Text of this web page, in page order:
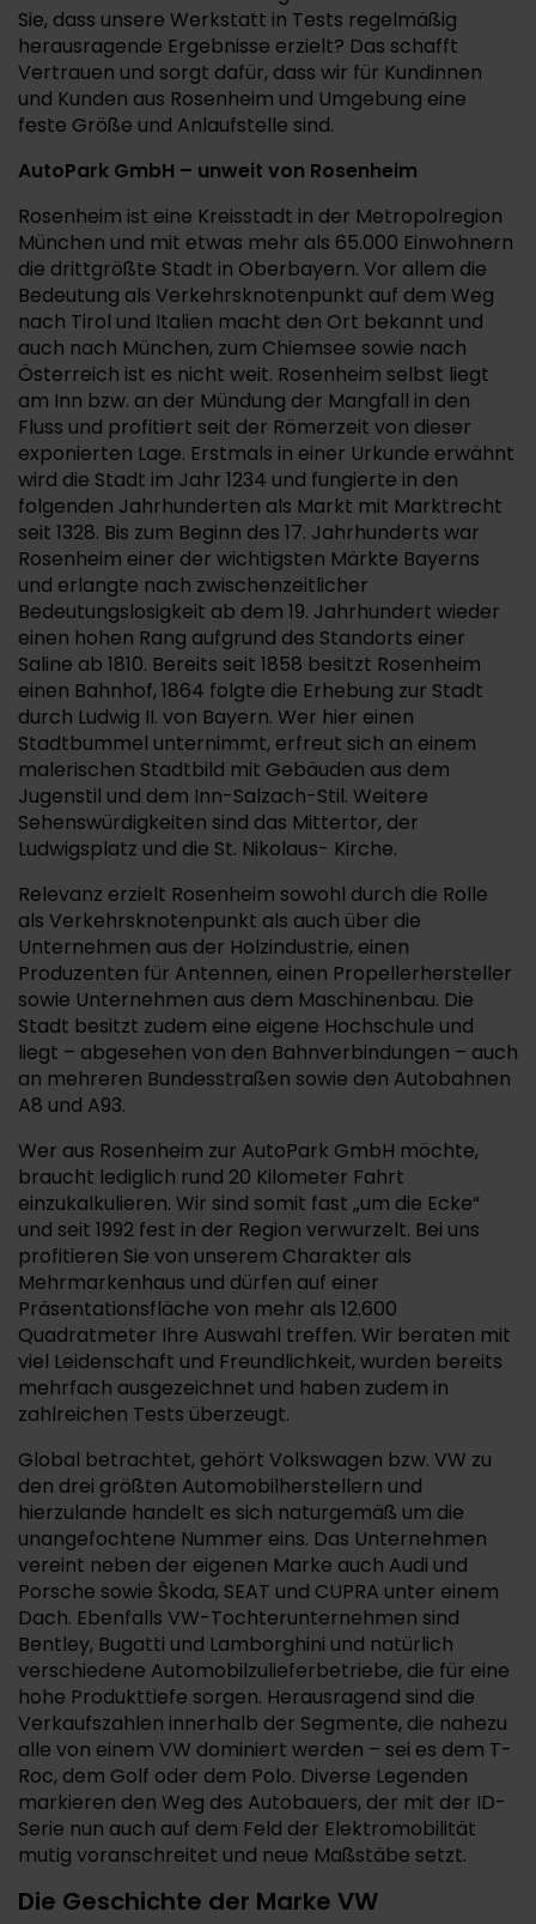
Sie, dass unsere Werkstatt in Tests regelmäßig
herausragende Ergebnisse erzielt? Das schafft
Vertrauen und sorgt dafür, dass wir für Kundinnen
und Kunden aus Rosenheim und Umgebung eine
feste Größe und Anlaufstelle sind.
AutoPark GmbH – unweit von Rosenheim
Rosenheim ist eine Kreisstadt in der Metropolregion
München und mit etwas mehr als 65.000 Einwohnern
die drittgrößte Stadt in Oberbayern. Vor allem die
Bedeutung als Verkehrsknotenpunkt auf dem Weg
nach Tirol und Italien macht den Ort bekannt und
auch nach München, zum Chiemsee sowie nach
Österreich ist es nicht weit. Rosenheim selbst liegt
am Inn bzw. an der Mündung der Mangfall in den
Fluss und profitiert seit der Römerzeit von dieser
exponierten Lage. Erstmals in einer Urkunde erwähnt
wird die Stadt im Jahr 1234 und fungierte in den
folgenden Jahrhunderten als Markt mit Marktrecht
seit 1328. Bis zum Beginn des 17. Jahrhunderts war
Rosenheim einer der wichtigsten Märkte Bayerns
und erlangte nach zwischenzeitlicher
Bedeutungslosigkeit ab dem 19. Jahrhundert wieder
einen hohen Rang aufgrund des Standorts einer
Saline ab 1810. Bereits seit 1858 besitzt Rosenheim
einen Bahnhof, 1864 folgte die Erhebung zur Stadt
durch Ludwig II. von Bayern. Wer hier einen
Stadtbummel unternimmt, erfreut sich an einem
malerischen Stadtbild mit Gebäuden aus dem
Jugenstil und dem Inn-Salzach-Stil. Weitere
Sehenswürdigkeiten sind das Mittertor, der
Ludwigsplatz und die St. Nikolaus- Kirche.
Relevanz erzielt Rosenheim sowohl durch die Rolle
als Verkehrsknotenpunkt als auch über die
Unternehmen aus der Holzindustrie, einen
Produzenten für Antennen, einen Propellerhersteller
sowie Unternehmen aus dem Maschinenbau. Die
Stadt besitzt zudem eine eigene Hochschule und
liegt – abgesehen von den Bahnverbindungen – auch
an mehreren Bundesstraßen sowie den Autobahnen
A8 und A93.
Wer aus Rosenheim zur AutoPark GmbH möchte,
braucht lediglich rund 20 Kilometer Fahrt
einzukalkulieren. Wir sind somit fast „um die Ecke“
und seit 1992 fest in der Region verwurzelt. Bei uns
profitieren Sie von unserem Charakter als
Mehrmarkenhaus und dürfen auf einer
Präsentationsfläche von mehr als 12.600
Quadratmeter Ihre Auswahl treffen. Wir beraten mit
viel Leidenschaft und Freundlichkeit, wurden bereits
mehrfach ausgezeichnet und haben zudem in
zahlreichen Tests überzeugt.
Global betrachtet, gehört Volkswagen bzw. VW zu
den drei größten Automobilherstellern und
hierzulande handelt es sich naturgemäß um die
unangefochtene Nummer eins. Das Unternehmen
vereint neben der eigenen Marke auch Audi und
Porsche sowie Škoda, SEAT und CUPRA unter einem
Dach. Ebenfalls VW-Tochterunternehmen sind
Bentley, Bugatti und Lamborghini und natürlich
verschiedene Automobilzulieferbetriebe, die für eine
hohe Produkttiefe sorgen. Herausragend sind die
Verkaufszahlen innerhalb der Segmente, die nahezu
alle von einem VW dominiert werden – sei es dem T-
Roc, dem Golf oder dem Polo. Diverse Legenden
markieren den Weg des Autobauers, der mit der ID-
Serie nun auch auf dem Feld der Elektromobilität
mutig voranschreitet und neue Maßstäbe setzt.
Die Geschichte der Marke VW